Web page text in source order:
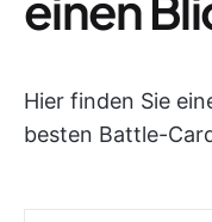
Hier finden Sie
besten Battle-